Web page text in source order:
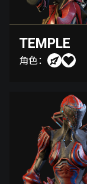
TEMPLE
角色：